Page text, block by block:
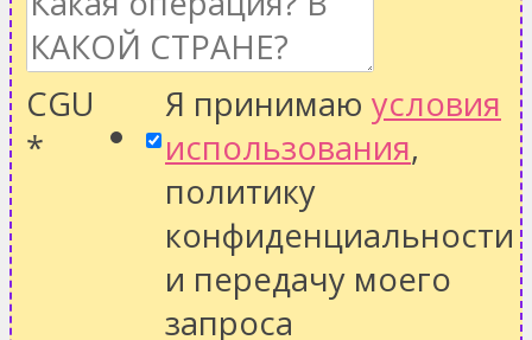
CGU
*
Я принимаю условия
использования,
политику
конфиденциальности
и передачу моего
запроса